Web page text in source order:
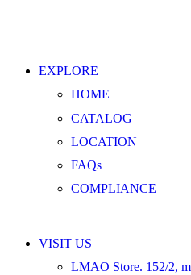
EXPLORE
HOME
CATALOG
LOCATION
FAQs
COMPLIANCE
VISIT US
LMAO Store. 152/2,